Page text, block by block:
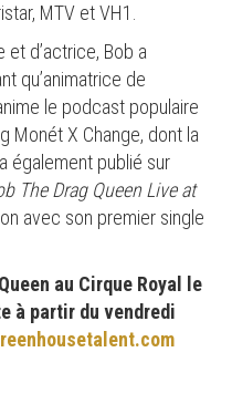
MTV et VH1.
d’actrice, Bob a
qu’animatrice de
le podcast populaire
X Change, dont la
également publié sur
The Drag Queen Live at
avec son premier single
au Cirque Royal le
à partir du vendredi